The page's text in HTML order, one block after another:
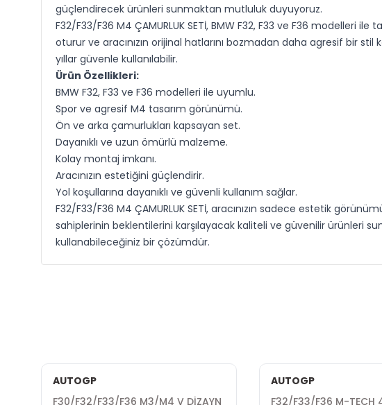
güçlendirecek ürünleri sunmaktan mutluluk duyuyoruz.
F32/F33/F36 M4 ÇAMURLUK SETİ, BMW F32, F33 ve F36 modelleri
oturur ve aracınızın orijinal hatlarını bozmadan daha agresif bir stil
yıllar güvenle kullanılabilir.
Ürün Özellikleri:
BMW F32, F33 ve F36 modelleri ile uyumlu.
Spor ve agresif M4 tasarım görünümü.
Ön ve arka çamurlukları kapsayan set.
Dayanıklı ve uzun ömürlü malzeme.
Kolay montaj imkanı.
Aracınızın estetiğini güçlendirir.
Yol koşullarına dayanıklı ve güvenli kullanım sağlar.
F32/F33/F36 M4 ÇAMURLUK SETİ, aracınızın sadece estetik
sahiplerinin beklentilerini karşılayacak kaliteli ve güvenilir ürünleri
kullanabileceğiniz bir çözümdür.
AUTOGP
F30/F32/F33/F36 M3/M4 V DİZAYN
AUTOGP
F32/F33/F36 M-TECH